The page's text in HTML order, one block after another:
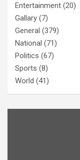
Entertainment (20)
Gallary (7)
General (379)
National (71)
Politics (67)
Sports (8)
World (41)